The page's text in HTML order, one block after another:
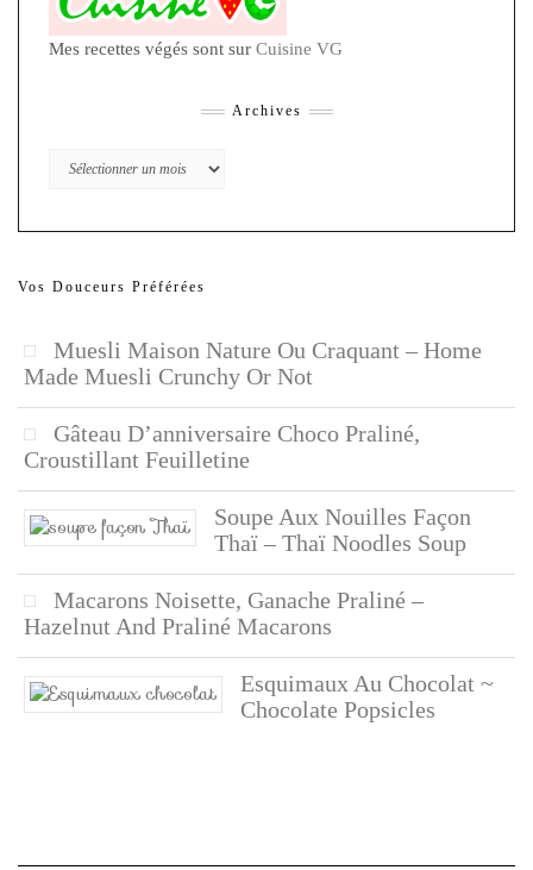
Mes recettes végés sont sur Cuisine VG
Archives
Archives
Vos Douceurs Préférées
Muesli Maison Nature Ou Craquant – Home
Made Muesli Crunchy Or Not
Gâteau D’anniversaire Choco Praliné,
Croustillant Feuilletine
Soupe Aux Nouilles Façon
Thaï – Thaï Noodles Soup
Macarons Noisette, Ganache Praliné –
Hazelnut And Praliné Macarons
Esquimaux Au Chocolat ~
Chocolate Popsicles